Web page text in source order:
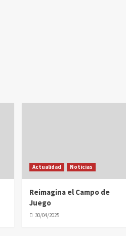
Actualidad Noticias
Reimagina el Campo de
Juego
30/04/2025